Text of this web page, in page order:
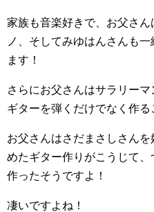
家族も音楽好きで、お父さ
ノ、そしてみゆはんさんも
ます！
さらにお父さんはサラリーマ
ギターを弾くだけでなく作る
お父さんはさだまさしさん
めたギター作りがこうじて
作ったそうですよ！
凄いですよね！